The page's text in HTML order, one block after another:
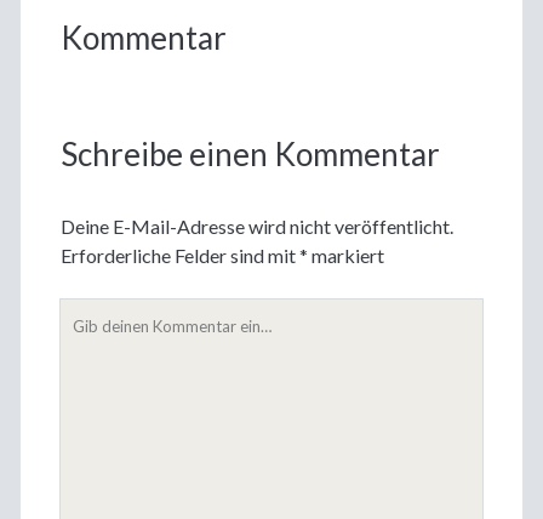
Kommentar
Schreibe einen Kommentar
Deine E-Mail-Adresse wird nicht veröffentlicht.
Erforderliche Felder sind mit* markiert